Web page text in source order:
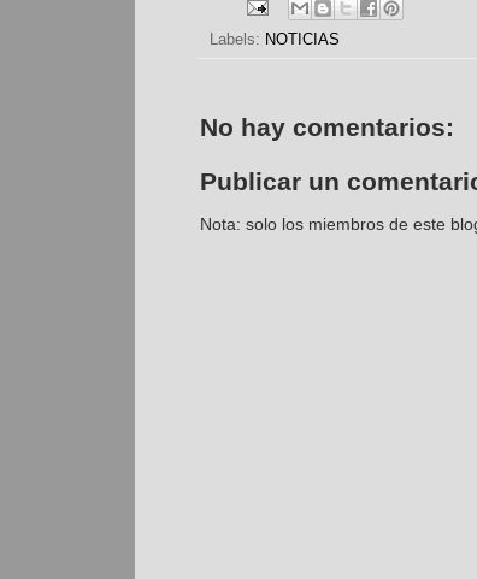
Labels: NOTICIAS
No hay comentarios:
Publicar un
Nota: solo los miembros de este